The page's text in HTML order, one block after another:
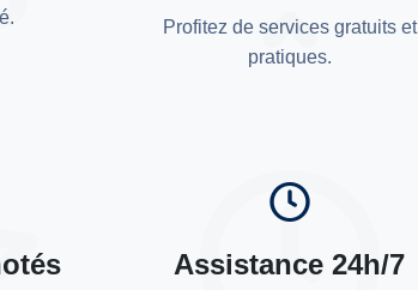
Profitez de services gratuits et
pratiques.
Assistance 24h/7